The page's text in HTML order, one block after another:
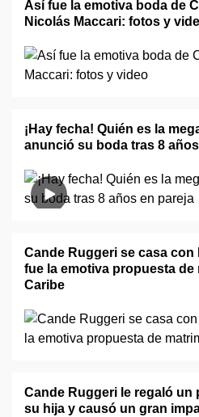
Así fue la emotiva boda de
Nicolás Maccari: fotos y
¡Hay fecha! Quién es la
anunció su boda tras 8
Cande Ruggeri se casa con
fue la emotiva propuesta de
Caribe
Cande Ruggeri le regaló un
su hija y causó un gran